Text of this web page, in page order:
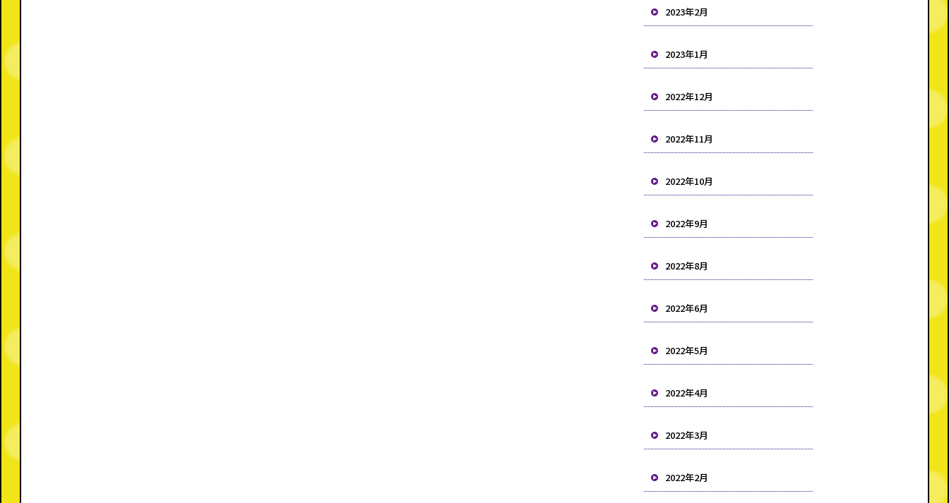
2023年2月
2023年1月
2022年12月
2022年11月
2022年10月
2022年9月
2022年8月
2022年6月
2022年5月
2022年4月
2022年3月
2022年2月